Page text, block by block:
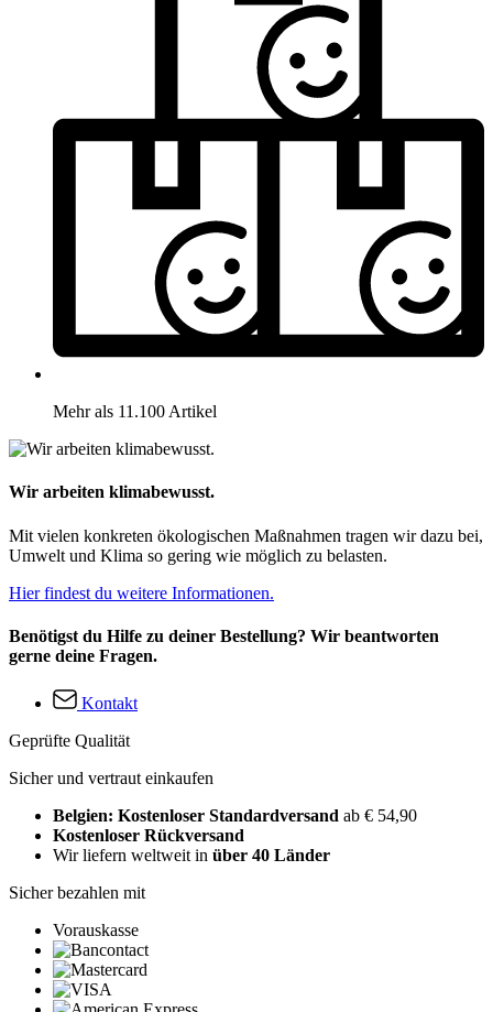
Mehr als 11.100 Artikel
Wir arbeiten klimabewusst.
Mit vielen konkreten ökologischen Maßnahmen tragen wir dazu bei,
Umwelt und Klima so gering wie möglich zu belasten.
Hier findest du weitere Informationen.
Benötigst du Hilfe zu deiner Bestellung? Wir beantworten
gerne deine Fragen.
Kontakt
Geprüfte Qualität
Sicher und vertraut einkaufen
Belgien: Kostenloser Standardversand ab € 54,90
Kostenloser Rückversand
Wir liefern weltweit in über 40 Länder
Sicher bezahlen mit
Vorauskasse